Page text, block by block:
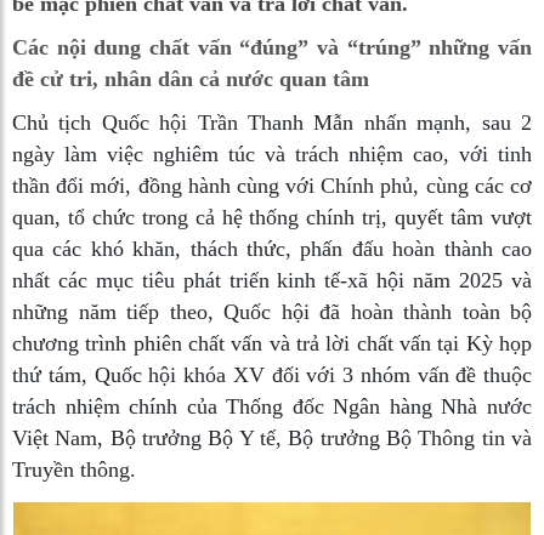
Các nội dung chất vấn “đúng” và “trúng” những vấn
đề cử tri, nhân dân cả nước quan tâm
Chủ tịch Quốc hội Trần Thanh Mẫn nhấn mạnh, sau 2
ngày làm việc nghiêm túc và trách nhiệm cao, với tinh
thần đổi mới, đồng hành cùng với Chính phủ, cùng các cơ
quan, tổ chức trong cả hệ thống chính trị, quyết tâm vượt
qua các khó khăn, thách thức, phấn đấu hoàn thành cao
nhất các mục tiêu phát triển kinh tế-xã hội năm 2025 và
những năm tiếp theo, Quốc hội đã hoàn thành toàn bộ
chương trình phiên chất vấn và trả lời chất vấn tại Kỳ họp
thứ tám, Quốc hội khóa XV đối với 3 nhóm vấn đề thuộc
trách nhiệm chính của Thống đốc Ngân hàng Nhà nước
Việt Nam, Bộ trưởng Bộ Y tế, Bộ trưởng Bộ Thông tin và
Truyền thông.